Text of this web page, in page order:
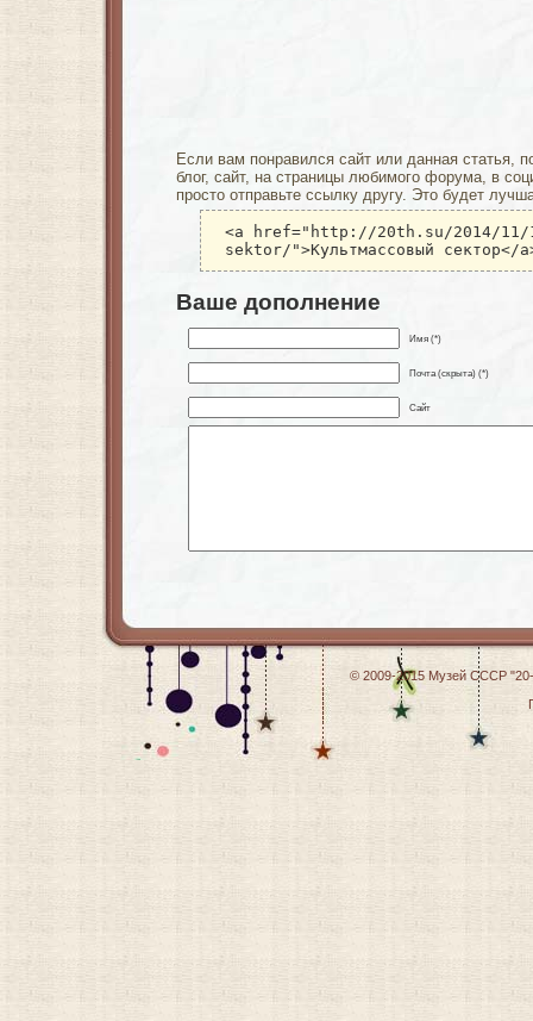
Если вам понравился сайт или данная статья,
блог, сайт, на страницы любимого форума, в
просто отправьте ссылку другу. Это будет
<a href="http://20th.su/2014/11/
sektor/">Культмассовый сектор</
Ваше дополнение
Имя (*)
Почта (скрыта) (*)
Сайт
© 2009-2015 Музей СССР